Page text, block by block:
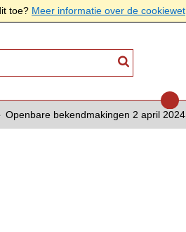
toe? Meer informatie over de cookiewet
Openbare bekendmakingen 2 april 2024